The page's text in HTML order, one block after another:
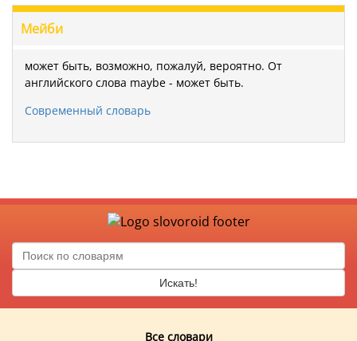
Мейби
может быть, возможно, пожалуй, вероятно. От
английского слова maybe - может быть.
Современный словарь
Искать!
Все словари